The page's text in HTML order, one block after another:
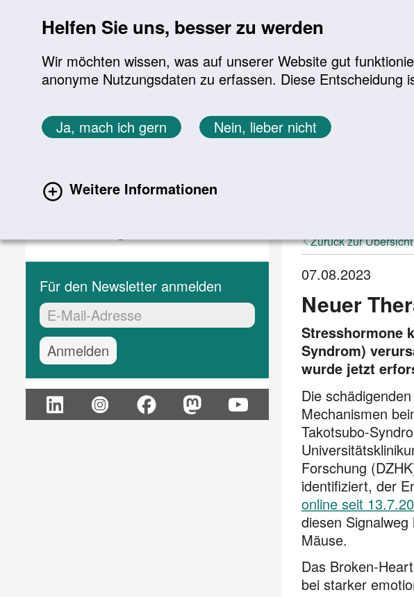
Helfen Sie uns, besser zu werden
Wir möchten wissen, was auf unserer Website gut
anonyme Nutzungsdaten zu erfassen. Diese Entscheidung
Ja, mach ich gern Nein, lieber nicht
Weitere Informationen
Sie befinden sich hier:
Startseite Aktuelles Aktuelle Meldungen
Aktuelle Meldungen
Für den Newsletter anmelden
EMail-Adresse:*
Zurück zur Übersicht
07.08.2023
Neuer
Stresshormone
Syndrom)
wurde jetzt
Die
Mechanismen
Takotsubo-
Forschung
identifiziert, der
online seit
diesen
Mäuse.
Das Broken-
bei starker